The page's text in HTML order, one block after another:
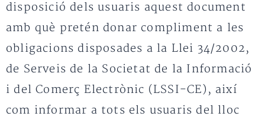
disposició dels usuaris aquest document
amb què pretén donar compliment a les
obligacions disposades a la Llei 34/2002,
de Serveis de la Societat de la Informació
i del Comerç Electrònic (LSSI-CE), així
com informar a tots els usuaris del lloc